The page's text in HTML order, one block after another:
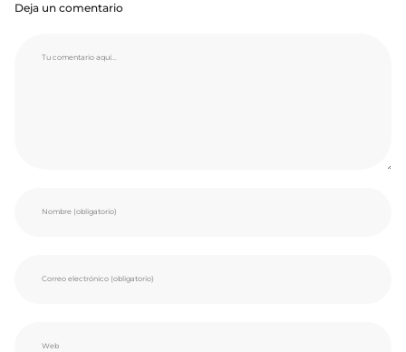
Deja un comentario